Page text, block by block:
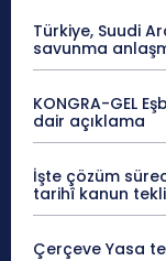
Türkiye, Suudi
savunma
KONGRA-GEL
dair açıklama
İşte çözüm
tarihî kanun
Çerçeve Yasa